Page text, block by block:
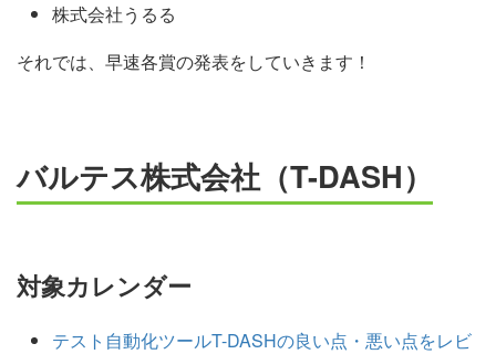
株式会社うるる
それでは、早速各賞の発表をしていきます！
バルテス株式会社 （T-DASH）
対象カレンダー
テスト自動化ツールT-DASHの良い点・悪い点をレビ